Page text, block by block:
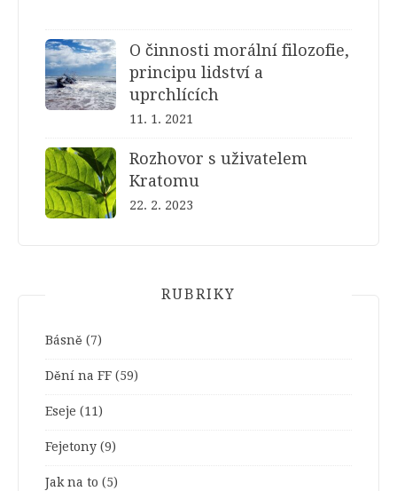
O činnosti morální filozofie,
principu lidství a
uprchlících
11. 1. 2021
Rozhovor s uživatelem
Kratomu
22. 2. 2023
RUBRIKY
Básně (7)
Dění na FF (59)
Eseje (11)
Fejetony (9)
Jak na to (5)